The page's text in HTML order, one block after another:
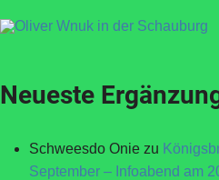
Neueste
Schweesdo Onie zu
September – Infoabend am